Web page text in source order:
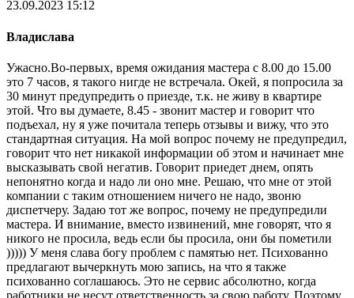
23.09.2023 15:12
Владислава
Ужасно.Во-первых, время ожидания мастера с 8.00 до 15.00
это 7 часов, я такого нигде не встречала. Окей, я попросила за
30 минут предупредить о приезде, т.к. не живу в квартире
этой. Что вы думаете, 8.45 - звонит мастер и говорит что
подъехал, ну я уже почитала теперь отзывы и вижу, что это
стандартная ситуация. На мой вопрос почему не предупредил,
говорит что нет никакой информации об этом и начинает мне
высказывать свой негатив. Говорит приедет днем, опять
непонятно когда и надо ли оно мне. Решаю, что мне от этой
компании с таким отношением ничего не надо, звоню
диспетчеру. Задаю тот же вопрос, почему не предупредили
мастера. И внимание, вместо извинений, мне говорят, что я
никого не просила, ведь если бы просила, они бы пометили
))))) У меня слава богу проблем с памятью нет. Психованно
предлагают вычеркнуть мою запись, на что я также
психованно соглашаюсь. Это не сервис абсолютно, когда
работники не несут ответственность за свою работу. Поэтому